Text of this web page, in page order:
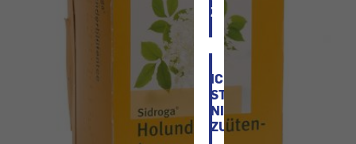
ZU
ICH
STIMME
NICHT
ZU